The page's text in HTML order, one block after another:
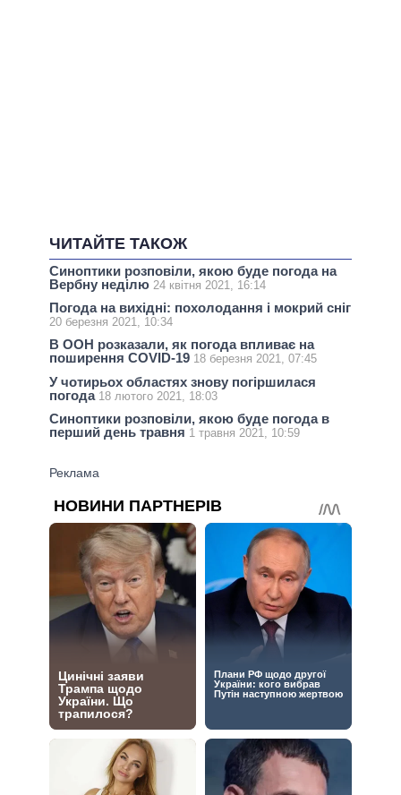
ЧИТАЙТЕ ТАКОЖ
Синоптики розповіли, якою буде погода на
Вербну неділю 24 квітня 2021, 16:14
Погода на вихідні: похолодання і мокрий сніг
20 березня 2021, 10:34
В ООН розказали, як погода впливає на
поширення COVID-19 18 березня 2021, 07:45
У чотирьох областях знову погіршилася
погода 18 лютого 2021, 18:03
Синоптики розповіли, якою буде погода в
перший день травня 1 травня 2021, 10:59